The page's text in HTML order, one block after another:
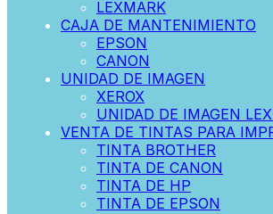
LEXMARK
CAJA DE MANTENIMIENTO
EPSON
CANON
UNIDAD DE IMAGEN
XEROX
UNIDAD DE IMAGEN
VENTA DE TINTAS PARA
TINTA BROTHER
TINTA DE CANON
TINTA DE HP
TINTA DE EPSON